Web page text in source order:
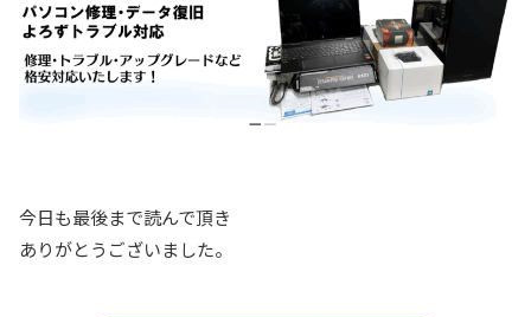
今日も最後まで読んで頂き
ありがとうございました。